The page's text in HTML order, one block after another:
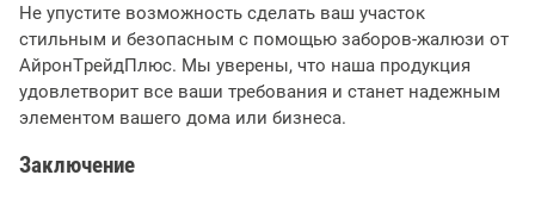
Не упустите возможность сделать ваш участок
стильным и безопасным с помощью заборов-жалюзи от
АйронТрейдПлюс. Мы уверены, что наша продукция
удовлетворит все ваши требования и станет надежным
элементом вашего дома или бизнеса.
Заключение